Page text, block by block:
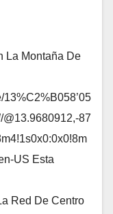
La Montaña De
@13.9680912,-87
US Esta
Red De Centro